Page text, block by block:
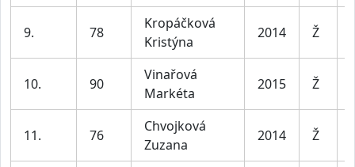
9. 78
Kropáčková
Kristýna
2014 Ž
10. 90
Vinařová
Markéta
2015 Ž
11. 76
Chvojková
Zuzana
2014 Ž